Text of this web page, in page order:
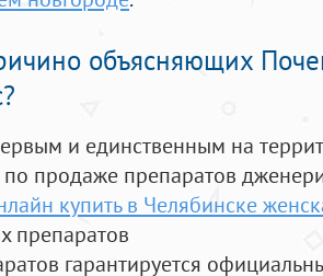
объясняющих
и единственным на
по продаже препаратов
купить в Челябинске
препаратов
гарантируется